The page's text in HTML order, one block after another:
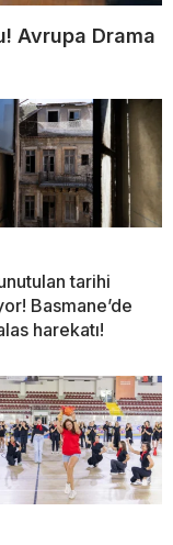
Avrupa Drama
tarihi
Basmane’de
harekatı!